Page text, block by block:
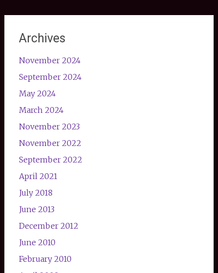
Archives
November 2024
September 2024
May 2024
March 2024
November 2023
November 2022
September 2022
April 2021
July 2018
June 2013
December 2012
June 2010
February 2010